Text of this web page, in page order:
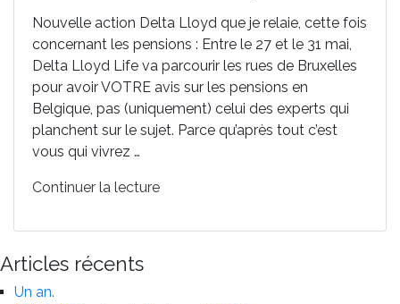
Nouvelle action Delta Lloyd que je relaie, cette fois
concernant les pensions : Entre le 27 et le 31 mai,
Delta Lloyd Life va parcourir les rues de Bruxelles
pour avoir VOTRE avis sur les pensions en
Belgique, pas (uniquement) celui des experts qui
planchent sur le sujet. Parce qu’après tout c’est
vous qui vivrez …
Continuer la lecturede
on
Articles récents
Un an.